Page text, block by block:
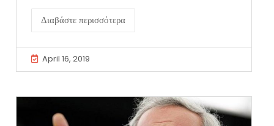
Διαβάστε περισσότερα
April 16, 2019